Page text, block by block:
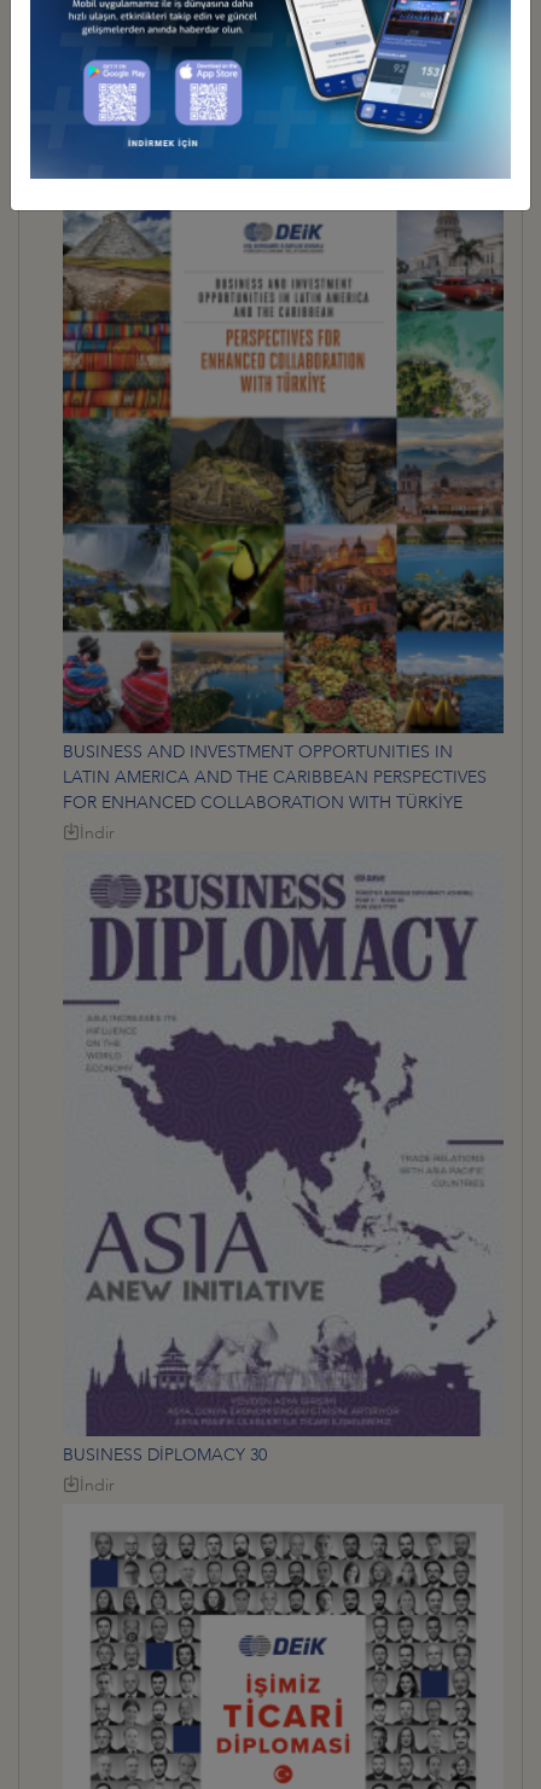
BUSINESS DIPLOMACY 31
İndir
BUSINESS AND INVESTMENT OPPORTUNITIES IN
LATIN AMERICA AND THE CARIBBEAN PERSPECTIVES
FOR ENHANCED COLLABORATION WITH TÜRKİYE
İndir
BUSINESS DİPLOMACY 30
İndir